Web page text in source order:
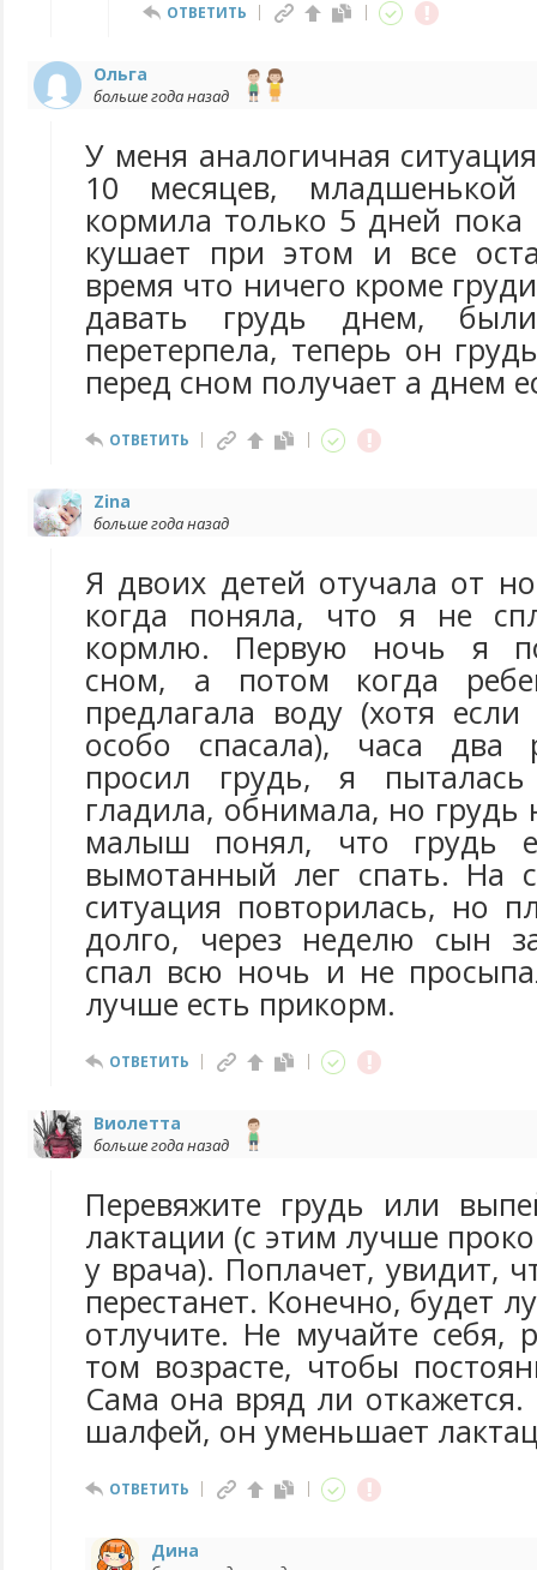
ОТВЕТИТЬ
Ольга
больше года назад
У меня аналогичная
10 месяцев,
кормила только 5 дней
кушает при этом и все
время что ничего кроме
давать грудь днем,
перетерпела, теперь он
перед сном получает а днем
ОТВЕТИТЬ
Zina
больше года назад
Я двоих детей отучала от
когда поняла, что я не
кормлю. Первую ночь я
сном, а потом когда
предлагала воду (хотя
особо спасала), часа два
просил грудь, я пыталась
гладила, обнимала, но грудь
малыш понял, что грудь
вымотанный лег спать. На
ситуация повторилась, но
долго, через неделю сын
спал всю ночь и не
лучше есть прикорм.
ОТВЕТИТЬ
Виолетта
больше года назад
Перевяжите грудь или
лактации (с этим лучше
у врача). Поплачет, увидит,
перестанет. Конечно, будет
отлучите. Не мучайте себя,
том возрасте, чтобы
Сама она вряд ли
шалфей, он уменьшает
ОТВЕТИТЬ
Дина